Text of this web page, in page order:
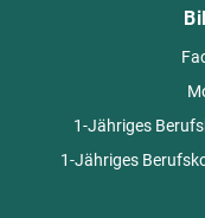
1-Jähriges
1-Jähriges